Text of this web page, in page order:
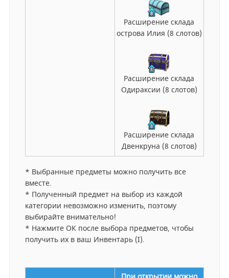
Расширение склада
острова Илия (8 слотов)
Расширение склада
Одираксии (8 слотов)
Расширение склада
Двенкруна (8 слотов)
* Выбранные предметы можно получить все
вместе.
* Полученный предмет на выбор из каждой
категории невозможно изменить, поэтому
выбирайте внимательно!
* Нажмите ОК после выбора предметов, чтобы
получить их в ваш Инвентарь (I).